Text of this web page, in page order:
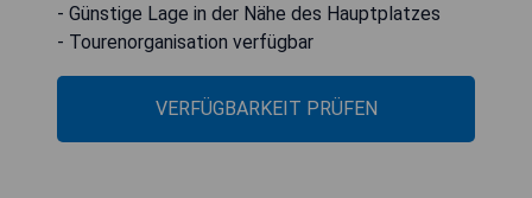
- Günstige Lage in der Nähe des Hauptplatzes
- Tourenorganisation verfügbar
VERFÜGBARKEIT PRÜFEN